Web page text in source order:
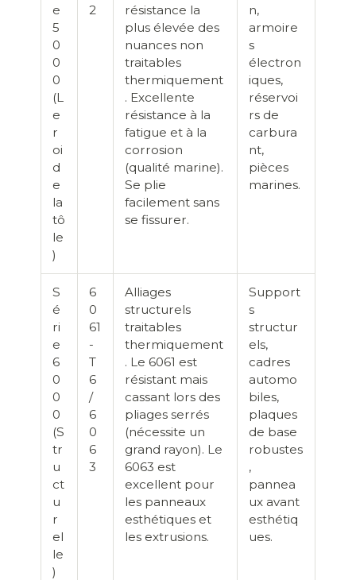
e
5
0
0
0
(L
e
r
oi
d
e
la
tô
le
)
2
résistance la
plus élevée des
nuances non
traitables
thermiquement
. Excellente
résistance à la
fatigue et à la
corrosion
(qualité marine).
Se plie
facilement sans
se fissurer.
n,
armoire
s
électron
iques,
réservoi
rs de
carbura
nt,
pièces
marines.
S
é
ri
e
6
0
0
0
(S
tr
u
ct
u
r
el
le
)
6
0
61
-
T
6
/
6
0
6
3
Alliages
structurels
traitables
thermiquement
. Le 6061 est
résistant mais
cassant lors des
pliages serrés
(nécessite un
grand rayon). Le
6063 est
excellent pour
les panneaux
esthétiques et
les extrusions.
Support
s
structur
els,
cadres
automo
biles,
plaques
de base
robustes
,
pannea
ux avant
esthétiq
ues.